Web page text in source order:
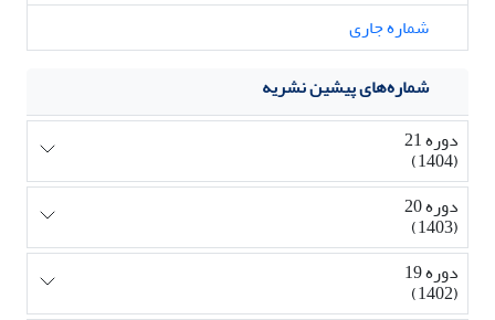
شماره جاری
شماره‌های پیشین نشریه
دوره 21
(1404)
دوره 20
(1403)
دوره 19
(1402)